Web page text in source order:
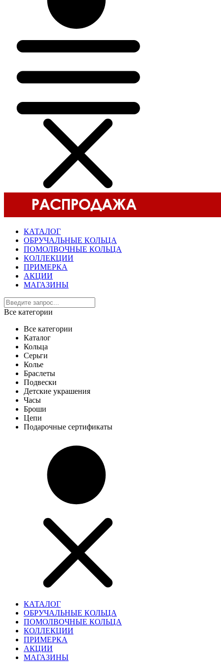
КАТАЛОГ
ОБРУЧАЛЬНЫЕ КОЛЬЦА
ПОМОЛВОЧНЫЕ КОЛЬЦА
КОЛЛЕКЦИИ
ПРИМЕРКА
АКЦИИ
МАГАЗИНЫ
Все категории
Все категории
Каталог
Кольца
Серьги
Колье
Браслеты
Подвески
Детские украшения
Часы
Броши
Цепи
Подарочные сертификаты
КАТАЛОГ
ОБРУЧАЛЬНЫЕ КОЛЬЦА
ПОМОЛВОЧНЫЕ КОЛЬЦА
КОЛЛЕКЦИИ
ПРИМЕРКА
АКЦИИ
МАГАЗИНЫ